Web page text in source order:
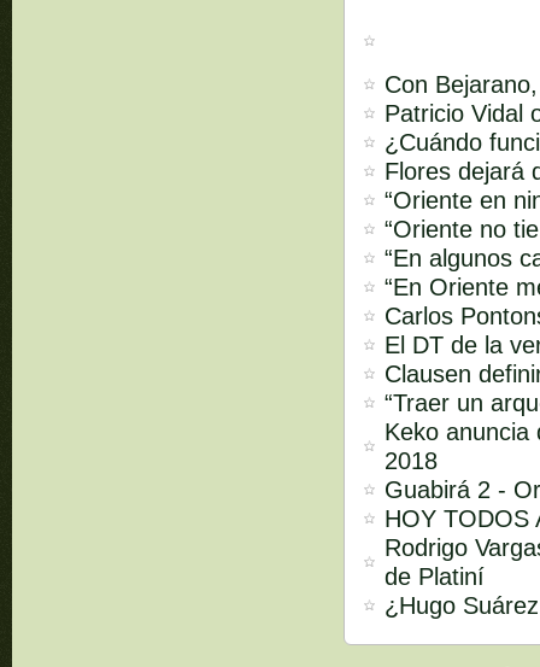
Con
Patricio Vidal
¿Cuándo
Flores dejará
“Oriente en
“Oriente no
“En algunos
“En Oriente
Carlos
El DT de la
Clausen
“Traer un
Keko anuncia
2018
Guabirá 2 -
HOY TODOS
Rodrigo
de Platiní
¿Hugo